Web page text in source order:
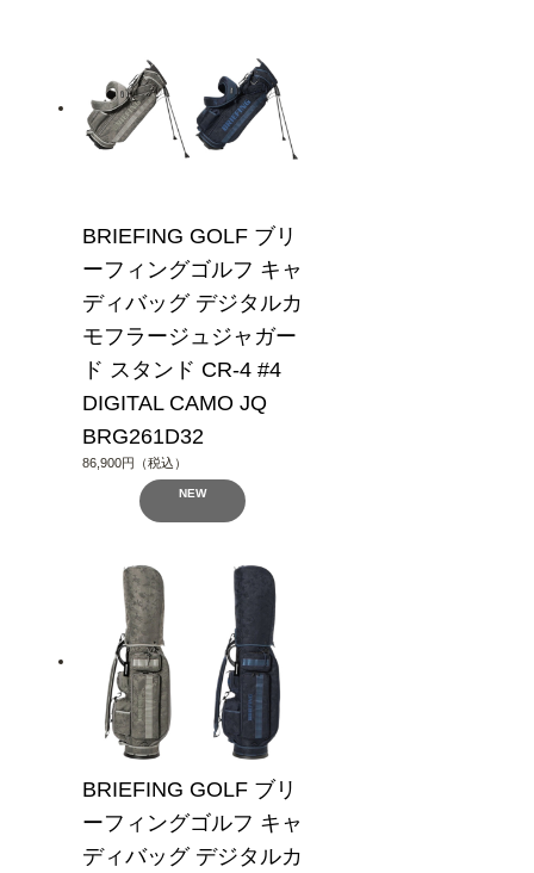
BRIEFING GOLF ブリ
ーフィングゴルフ キャ
ディバッグ デジタルカ
モフラージュジャガー
ド スタンド CR-4 #4
DIGITAL CAMO JQ
BRG261D32
86,900円（税込）
NEW
BRIEFING GOLF ブリ
ーフィングゴルフ キャ
ディバッグ デジタルカ